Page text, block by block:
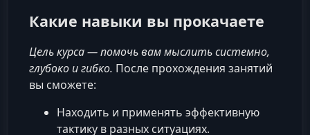
Какие навыки вы прокачаете
Цель курса — помочь вам мыслить системно,
глубоко и гибко. После прохождения занятий
вы сможете:
Находить и применять эффективную
тактику в разных ситуациях.